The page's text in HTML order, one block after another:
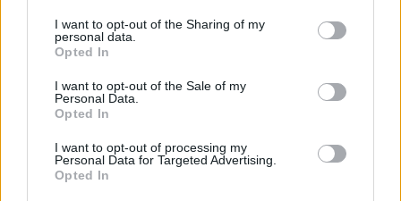
I want to opt-out of the Sharing of my
personal data.
Opted In
I want to opt-out of the Sale of my
Personal Data.
Opted In
I want to opt-out of processing my
Personal Data for Targeted Advertising.
Opted In
Pingback:Apúntate al corte chop - Style Lovely
Deja una respuesta
Tu dirección de correo electrónico no será publicada.Los campos obligatorios
están marcados con*